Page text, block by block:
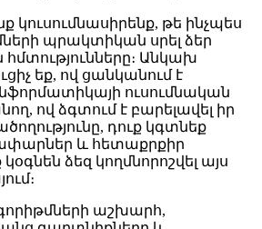
կուսումնասիրենք, թե ինչպես
պրակտիկան սրել ձեր
Անկախ
եք, ով ցանկանում է
ուսումնական
ով ձգտում է բարելավել իր
դուք կգտնեք
և հետաքրքիր
ձեզ կողմնորոշվել այս
աշխարհ,